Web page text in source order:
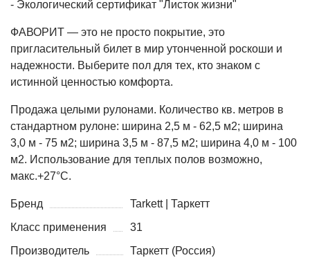
- Экологический сертификат "Листок жизни"
ФАВОРИТ — это не просто покрытие, это
пригласительный билет в мир утонченной роскоши и
надежности. Выберите пол для тех, кто знаком с
истинной ценностью комфорта.
Продажа целыми рулонами. Количество кв. метров в
стандартном рулоне: ширина 2,5 м - 62,5 м2; ширина
3,0 м - 75 м2; ширина 3,5 м - 87,5 м2; ширина 4,0 м - 100
м2. Использование для теплых полов возможно,
макс.+27°С.
Бренд
Tarkett | Таркетт
Класс применения
31
Производитель
Таркетт (Россия)